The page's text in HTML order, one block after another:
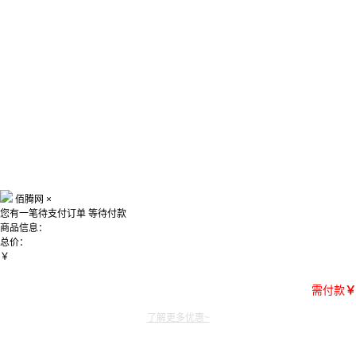
佰腾网 ×
您有一笔待支付订单 等待付款
商品信息：
总价：
￥
需付款￥
了解更多优惠~